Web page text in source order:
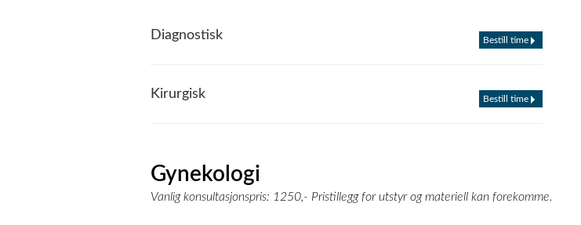
Diagnostisk Bestill time
Kirurgisk Bestill time
Gynekologi
Vanlig konsultasjonspris: 1250,- Pristillegg for utstyr og materiell kan forekomme.